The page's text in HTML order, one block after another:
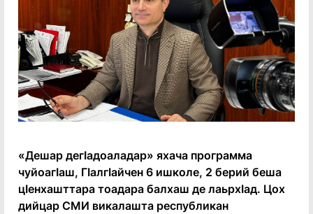
«Дешар дегӀадоаладар» яхача программа
чуйоагӀаш, ГӏалгӀайчен 6 ишколе, 2 берий беша
цӀенхашттара тоадара балхаш де лаьрхӀад. Цох
дийцар СМИ викалашта республикан